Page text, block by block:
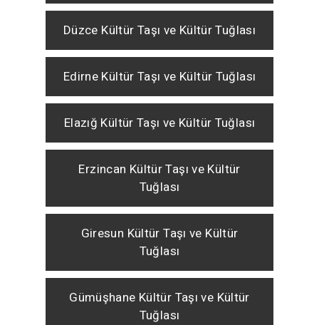
Düzce Kültür Taşı ve Kültür Tuğlası
Edirne Kültür Taşı ve Kültür Tuğlası
Elazığ Kültür Taşı ve Kültür Tuğlası
Erzincan Kültür Taşı ve Kültür
Tuğlası
Giresun Kültür Taşı ve Kültür
Tuğlası
Gümüşhane Kültür Taşı ve Kültür
Tuğlası